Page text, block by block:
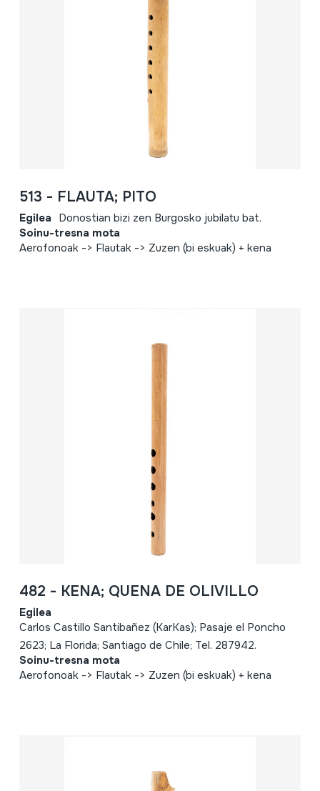
513 - FLAUTA; PITO
Egilea Donostian bizi zen Burgosko jubilatu bat.
Soinu-tresna mota
Aerofonoak -> Flautak -> Zuzen (bi eskuak) + kena
482 - KENA; QUENA DE OLIVILLO
Egilea
Carlos Castillo Santibañez (KarKas); Pasaje el Poncho
2623; La Florida; Santiago de Chile; Tel. 287942.
Soinu-tresna mota
Aerofonoak -> Flautak -> Zuzen (bi eskuak) + kena